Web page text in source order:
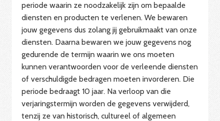
periode waarin ze noodzakelijk zijn om bepaalde
diensten en producten te verlenen. We bewaren
jouw gegevens dus zolang jij gebruikmaakt van onze
diensten. Daarna bewaren we jouw gegevens nog
gedurende de termijn waarin we ons moeten
kunnen verantwoorden voor de verleende diensten
of verschuldigde bedragen moeten invorderen. Die
periode bedraagt 10 jaar. Na verloop van die
verjaringstermijn worden de gegevens verwijderd,
tenzij ze van historisch, cultureel of algemeen